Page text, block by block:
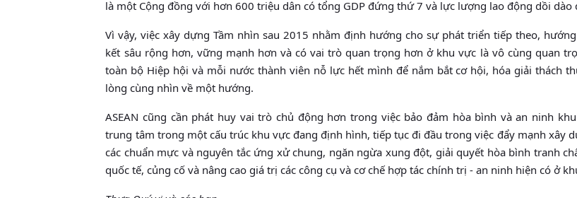
là một Cộng đồng với hơn 600 triệu dân có tổng GDP đứng thứ 7 và lực lượng lao động dồi
Vì vậy, việc xây dựng Tầm nhìn sau 2015 nhằm định hướng cho sự phát triển tiếp theo,
kết sâu rộng hơn, vững mạnh hơn và có vai trò quan trọng hơn ở khu vực là vô cùng quan
toàn bộ Hiệp hội và mỗi nước thành viên nỗ lực hết mình để nắm bắt cơ hội, hóa giải thách
lòng cùng nhìn về một hướng.
ASEAN cũng cần phát huy vai trò chủ động hơn trong việc bảo đảm hòa bình và an ninh
trung tâm trong một cấu trúc khu vực đang định hình, tiếp tục đi đầu trong việc đẩy mạnh xây
các chuẩn mực và nguyên tắc ứng xử chung, ngăn ngừa xung đột, giải quyết hòa bình tranh
quốc tế, củng cố và nâng cao giá trị các công cụ và cơ chế hợp tác chính trị - an ninh hiện có ở